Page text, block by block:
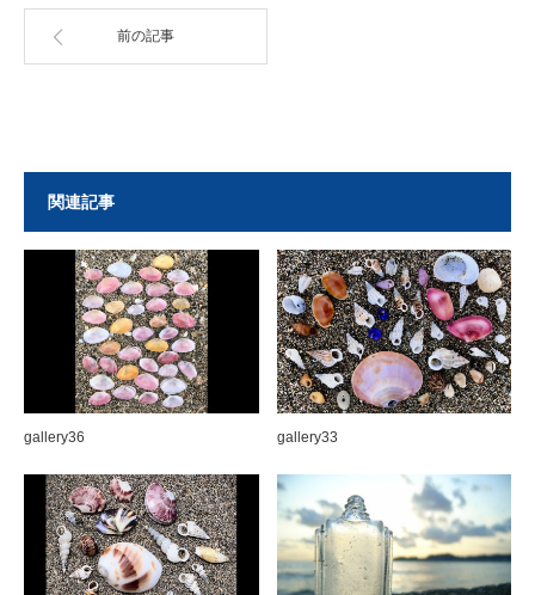
前の記事
関連記事
gallery36 gallery33
gallery40
gallery39